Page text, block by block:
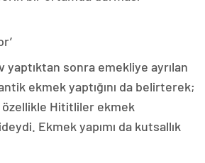
yaptıktan sonra emekliye ayrılan
ekmek yaptığını da belirterek;
Hititliler ekmek
Ekmek yapımı da kutsallık